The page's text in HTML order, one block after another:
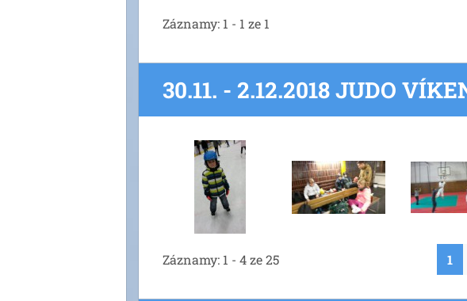
Záznamy: 1 - 1 ze 1
30.11. - 2.12.2018 JUDO
Záznamy: 1 - 4 ze 25 1